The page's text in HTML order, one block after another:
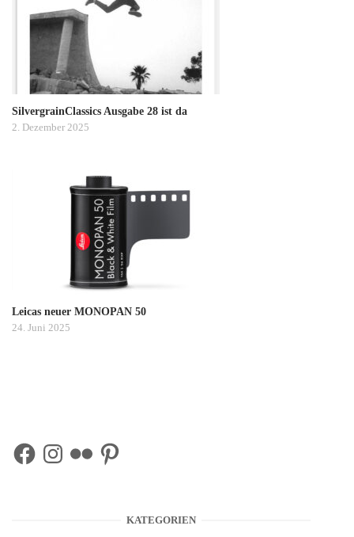
SilvergrainClassics Ausgabe 28 ist da
2. Dezember 2025
Leicas neuer MONOPAN 50
24. Juni 2025
FacebookInstagram
Flickr Pinterest
KATEGORIEN